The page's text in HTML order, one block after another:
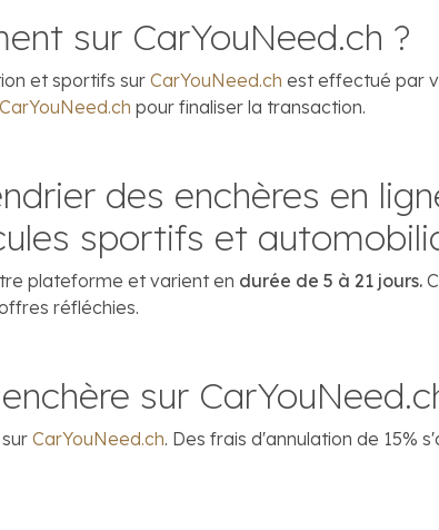
sur CarYouNeed.ch ?
et sportifs sur CarYouNeed.ch est effectué par
CarYouNeed.ch pour finaliser la transaction.
des enchères en
sportifs et
plateforme et varient en durée de 5 à 21 jours.
réfléchies.
sur
CarYouNeed.ch. Des frais d'annulation de 15%